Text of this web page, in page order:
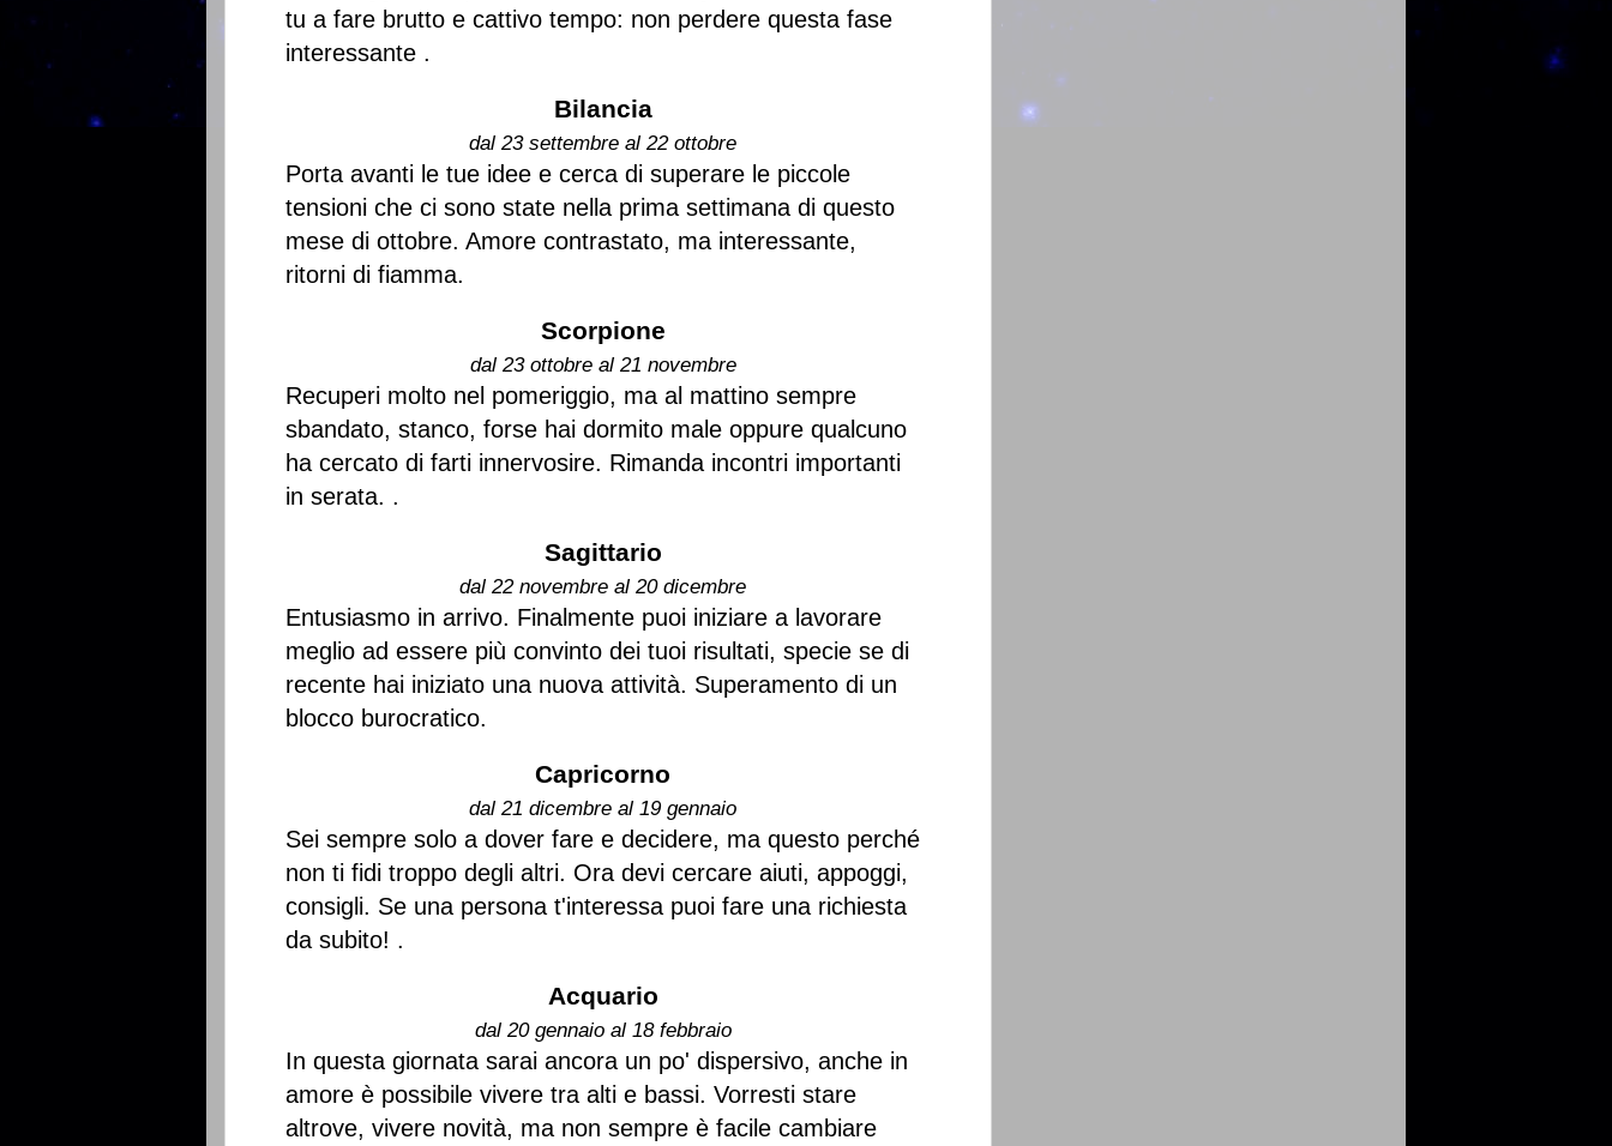
tu a fare brutto e cattivo tempo: non perdere questa fase
interessante .
Bilancia
dal 23 settembre al 22 ottobre
Porta avanti le tue idee e cerca di superare le piccole
tensioni che ci sono state nella prima settimana di questo
mese di ottobre. Amore contrastato, ma interessante,
ritorni di fiamma.
Scorpione
dal 23 ottobre al 21 novembre
Recuperi molto nel pomeriggio, ma al mattino sempre
sbandato, stanco, forse hai dormito male oppure qualcuno
ha cercato di farti innervosire. Rimanda incontri importanti
in serata. .
Sagittario
dal 22 novembre al 20 dicembre
Entusiasmo in arrivo. Finalmente puoi iniziare a lavorare
meglio ad essere più convinto dei tuoi risultati, specie se di
recente hai iniziato una nuova attività. Superamento di un
blocco burocratico.
Capricorno
dal 21 dicembre al 19 gennaio
Sei sempre solo a dover fare e decidere, ma questo perché
non ti fidi troppo degli altri. Ora devi cercare aiuti, appoggi,
consigli. Se una persona t'interessa puoi fare una richiesta
da subito! .
Acquario
dal 20 gennaio al 18 febbraio
In questa giornata sarai ancora un po' dispersivo, anche in
amore è possibile vivere tra alti e bassi. Vorresti stare
altrove, vivere novità, ma non sempre è facile cambiare